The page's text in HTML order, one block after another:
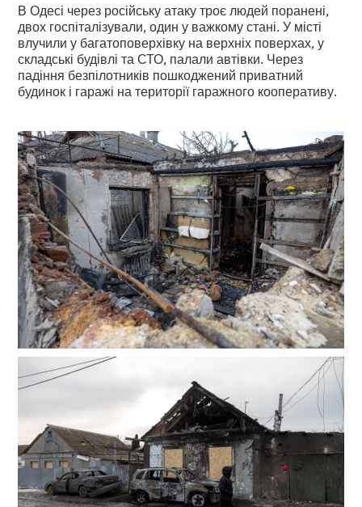
В Одесі через російську атаку троє людей поранені,
двох госпіталізували, один у важкому стані. У місті
влучили у багатоповерхівку на верхніх поверхах, у
складські будівлі та СТО, палали автівки. Через
падіння безпілотників пошкоджений приватний
будинок і гаражі на території гаражного кооперативу.